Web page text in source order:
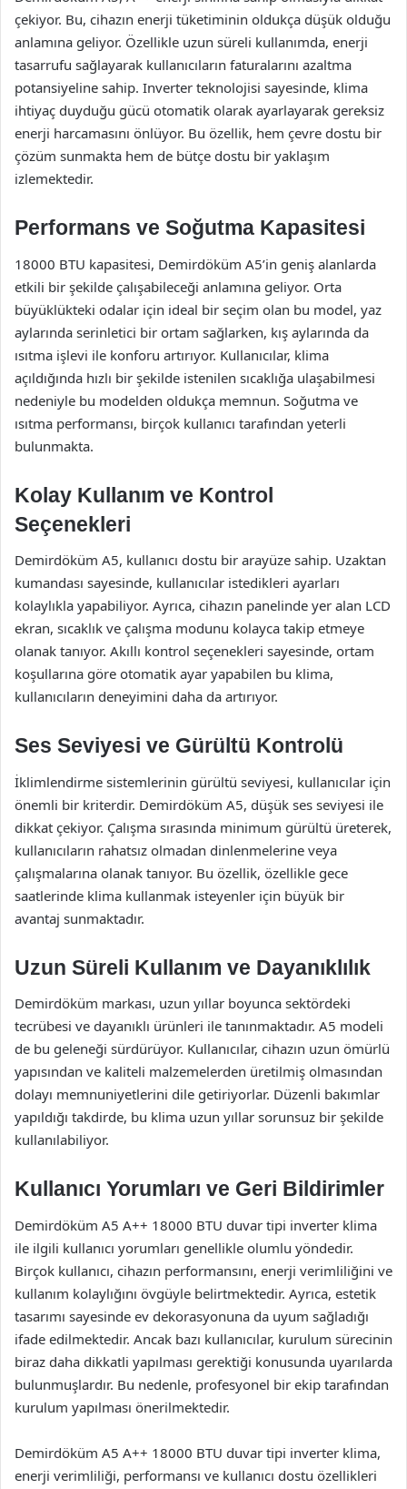
çekiyor. Bu, cihazın enerji tüketiminin oldukça düşük olduğu
anlamına geliyor. Özellikle uzun süreli kullanımda, enerji
tasarrufu sağlayarak kullanıcıların faturalarını azaltma
potansiyeline sahip. Inverter teknolojisi sayesinde, klima
ihtiyaç duyduğu gücü otomatik olarak ayarlayarak gereksiz
enerji harcamasını önlüyor. Bu özellik, hem çevre dostu bir
çözüm sunmakta hem de bütçe dostu bir yaklaşım
izlemektedir.
Performans ve Soğutma Kapasitesi
18000 BTU kapasitesi, Demirdöküm A5’in geniş alanlarda
etkili bir şekilde çalışabileceği anlamına geliyor. Orta
büyüklükteki odalar için ideal bir seçim olan bu model, yaz
aylarında serinletici bir ortam sağlarken, kış aylarında da
ısıtma işlevi ile konforu artırıyor. Kullanıcılar, klima
açıldığında hızlı bir şekilde istenilen sıcaklığa ulaşabilmesi
nedeniyle bu modelden oldukça memnun. Soğutma ve
ısıtma performansı, birçok kullanıcı tarafından yeterli
bulunmakta.
Kolay Kullanım ve Kontrol
Seçenekleri
Demirdöküm A5, kullanıcı dostu bir arayüze sahip. Uzaktan
kumandası sayesinde, kullanıcılar istedikleri ayarları
kolaylıkla yapabiliyor. Ayrıca, cihazın panelinde yer alan LCD
ekran, sıcaklık ve çalışma modunu kolayca takip etmeye
olanak tanıyor. Akıllı kontrol seçenekleri sayesinde, ortam
koşullarına göre otomatik ayar yapabilen bu klima,
kullanıcıların deneyimini daha da artırıyor.
Ses Seviyesi ve Gürültü Kontrolü
İklimlendirme sistemlerinin gürültü seviyesi, kullanıcılar için
önemli bir kriterdir. Demirdöküm A5, düşük ses seviyesi ile
dikkat çekiyor. Çalışma sırasında minimum gürültü üreterek,
kullanıcıların rahatsız olmadan dinlenmelerine veya
çalışmalarına olanak tanıyor. Bu özellik, özellikle gece
saatlerinde klima kullanmak isteyenler için büyük bir
avantaj sunmaktadır.
Uzun Süreli Kullanım ve Dayanıklılık
Demirdöküm markası, uzun yıllar boyunca sektördeki
tecrübesi ve dayanıklı ürünleri ile tanınmaktadır. A5 modeli
de bu geleneği sürdürüyor. Kullanıcılar, cihazın uzun ömürlü
yapısından ve kaliteli malzemelerden üretilmiş olmasından
dolayı memnuniyetlerini dile getiriyorlar. Düzenli bakımlar
yapıldığı takdirde, bu klima uzun yıllar sorunsuz bir şekilde
kullanılabiliyor.
Kullanıcı Yorumları ve Geri Bildirimler
Demirdöküm A5 A++ 18000 BTU duvar tipi inverter klima
ile ilgili kullanıcı yorumları genellikle olumlu yöndedir.
Birçok kullanıcı, cihazın performansını, enerji verimliliğini ve
kullanım kolaylığını övgüyle belirtmektedir. Ayrıca, estetik
tasarımı sayesinde ev dekorasyonuna da uyum sağladığı
ifade edilmektedir. Ancak bazı kullanıcılar, kurulum sürecinin
biraz daha dikkatli yapılması gerektiği konusunda uyarılarda
bulunmuşlardır. Bu nedenle, profesyonel bir ekip tarafından
kurulum yapılması önerilmektedir.
Demirdöküm A5 A++ 18000 BTU duvar tipi inverter klima,
enerji verimliliği, performansı ve kullanıcı dostu özellikleri